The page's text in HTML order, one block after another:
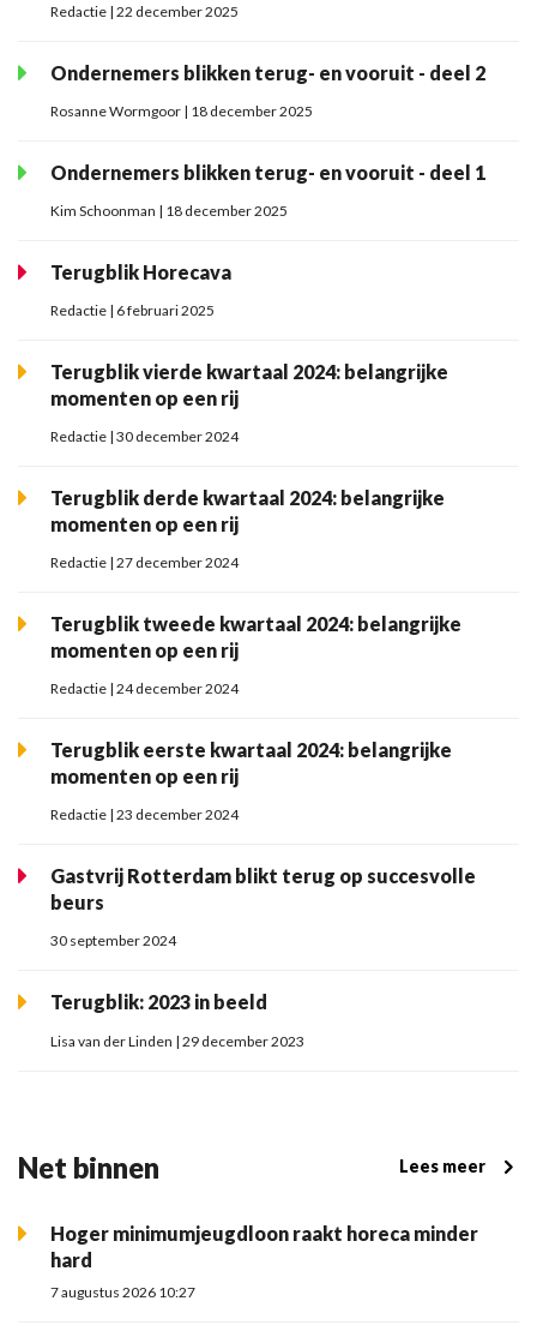
Redactie | 22 december 2025
Ondernemers blikken terug- en vooruit - deel 2
Rosanne Wormgoor | 18 december 2025
Ondernemers blikken terug- en vooruit - deel 1
Kim Schoonman | 18 december 2025
Terugblik Horecava
Redactie | 6 februari 2025
Terugblik vierde kwartaal 2024: belangrijke
momenten op een rij
Redactie | 30 december 2024
Terugblik derde kwartaal 2024: belangrijke
momenten op een rij
Redactie | 27 december 2024
Terugblik tweede kwartaal 2024: belangrijke
momenten op een rij
Redactie | 24 december 2024
Terugblik eerste kwartaal 2024: belangrijke
momenten op een rij
Redactie | 23 december 2024
Gastvrij Rotterdam blikt terug op succesvolle
beurs
30 september 2024
Terugblik: 2023 in beeld
Lisa van der Linden | 29 december 2023
Net binnen Lees meer
Hoger minimumjeugdloon raakt horeca minder
hard
7 augustus 2026 10:27